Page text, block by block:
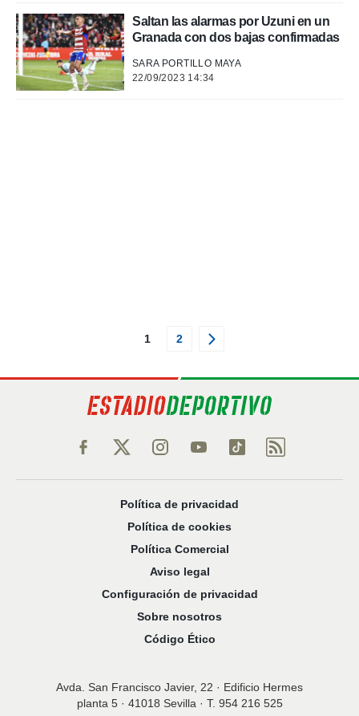
Saltan las alarmas por Uzuni en un
Granada con dos bajas confirmadas
SARA PORTILLO MAYA
22/09/2023 14:34
1 2
Política de privacidad
Política de cookies
Política Comercial
Aviso legal
Configuración de privacidad
Sobre nosotros
Código Ético
Avda. San Francisco Javier, 22 · Edificio Hermes
planta 5 · 41018 Sevilla · T. 954 216 525